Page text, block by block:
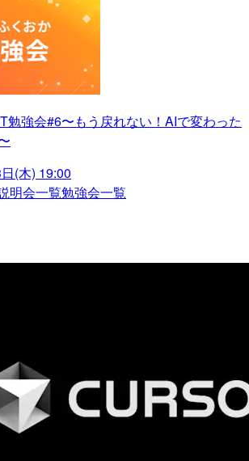
勉強会#6〜もう戻れない！AIで変わった
(木) 19:00
明会一覧勉強会一覧